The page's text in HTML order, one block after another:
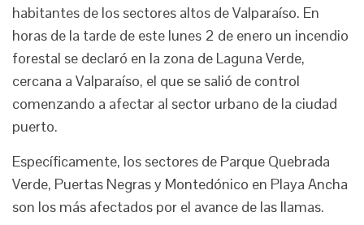
habitantes de los sectores altos de Valparaíso. En
horas de la tarde de este lunes 2 de enero un incendio
forestal se declaró en la zona de Laguna Verde,
cercana a Valparaíso, el que se salió de control
comenzando a afectar al sector urbano de la ciudad
puerto.
Específicamente, los sectores de Parque Quebrada
Verde, Puertas Negras y Montedónico en Playa Ancha
son los más afectados por el avance de las llamas.